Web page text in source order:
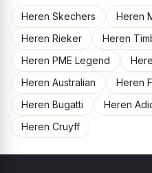
Heren Skechers Heren
Heren Rieker
Heren
Heren PME Legend
Heren Australian
Heren
Heren Bugatti
Heren
Heren Cruyff